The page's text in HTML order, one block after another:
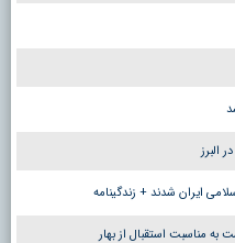
البرز
ایران شدند + زندگینامه
مناسبت استقبال از بهار